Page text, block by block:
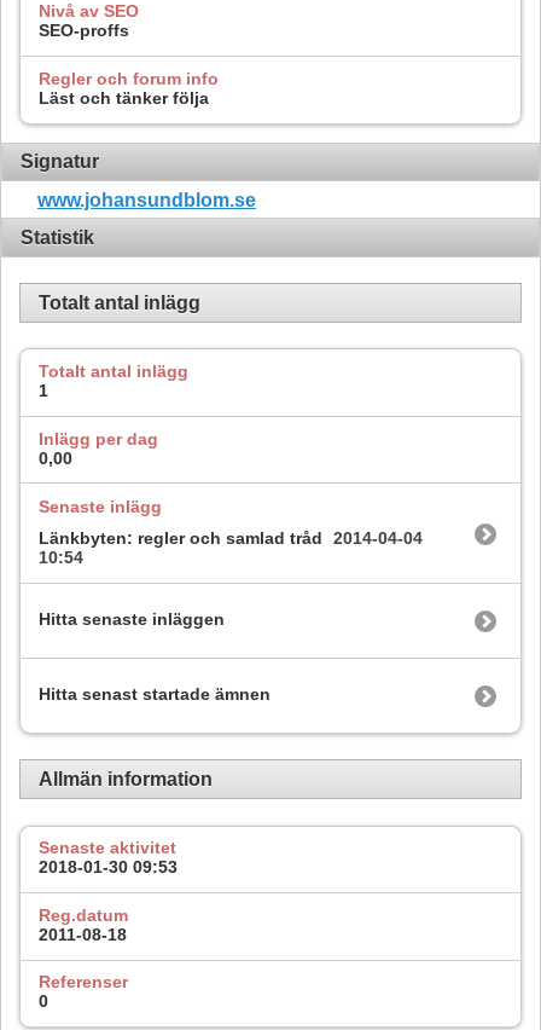
Nivå av SEO
SEO-proffs
Regler och forum info
Läst och tänker följa
Signatur
www.johansundblom.se
Statistik
Totalt antal inlägg
Totalt antal inlägg
1
Inlägg per dag
0,00
Senaste inlägg
Länkbyten: regler och samlad tråd
2014-04-04
10:54
Hitta senaste inläggen
Hitta senast startade ämnen
Allmän information
Senaste aktivitet
2018-01-30 09:53
Reg.datum
2011-08-18
Referenser
0